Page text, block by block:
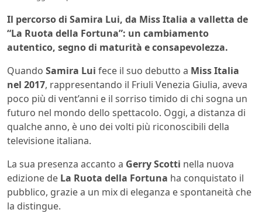
Il percorso di Samira Lui, da Miss Italia a valletta de
“La Ruota della Fortuna”: un cambiamento
autentico, segno di maturità e consapevolezza.
Quando Samira Lui fece il suo debutto a Miss Italia
nel 2017, rappresentando il Friuli Venezia Giulia, aveva
poco più di vent’anni e il sorriso timido di chi sogna un
futuro nel mondo dello spettacolo. Oggi, a distanza di
qualche anno, è uno dei volti più riconoscibili della
televisione italiana.
La sua presenza accanto a Gerry Scotti nella nuova
edizione de La Ruota della Fortuna ha conquistato il
pubblico, grazie a un mix di eleganza e spontaneità che
la distingue.